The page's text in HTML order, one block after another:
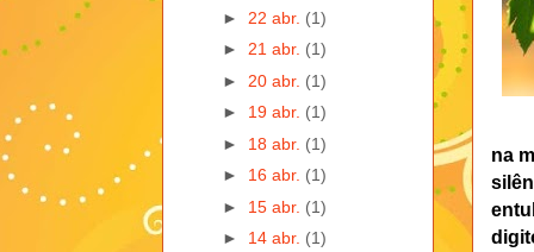
na
► 22 abr. (1)
► 21 abr. (1)
► 20 abr. (1)
► 19 abr. (1)
► 18 abr. (1)
► 16 abr. (1)
► 15 abr. (1)
► 14 abr. (1)